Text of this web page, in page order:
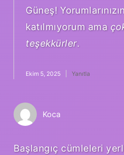
Güneş!
katılmıyorum ama
teşekkürler.
Ekim 5, 2025 Yanıtla
Koca
Başlangıç cümleleri